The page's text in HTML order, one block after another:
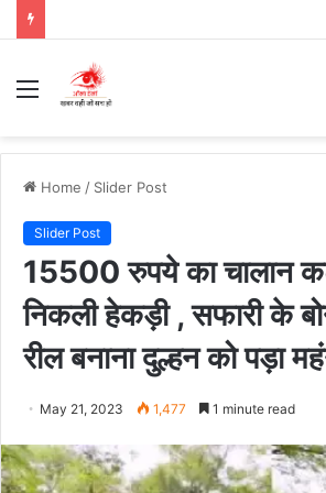
Menu
Home / Slider Post
Slider Post
15500 रुपये का चालान
निकली हेकड़ी , सफारी के
रील बनाना दुल्हन को पड़ा
May 21, 2023 1,477 1 minute read